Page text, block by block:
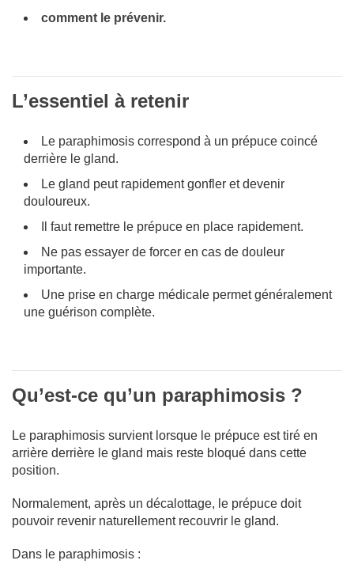
comment le prévenir.
L’essentiel à retenir
Le paraphimosis correspond à un prépuce coincé
derrière le gland.
Le gland peut rapidement gonfler et devenir
douloureux.
Il faut remettre le prépuce en place rapidement.
Ne pas essayer de forcer en cas de douleur
importante.
Une prise en charge médicale permet généralement
une guérison complète.
Qu’est-ce qu’un paraphimosis ?
Le paraphimosis survient lorsque le prépuce est tiré en
arrière derrière le gland mais reste bloqué dans cette
position.
Normalement, après un décalottage, le prépuce doit
pouvoir revenir naturellement recouvrir le gland.
Dans le paraphimosis :